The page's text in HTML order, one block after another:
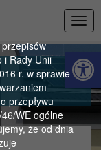
i Rady Unii
r. w sprawie
przepływu
WE ogólne
że od dnia